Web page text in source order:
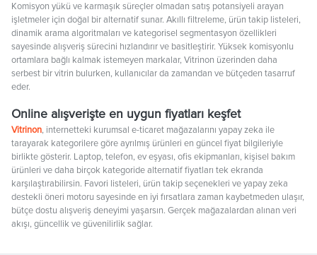
Komisyon yükü ve karmaşık süreçler olmadan satış potansiyeli arayan
işletmeler için doğal bir alternatif sunar. Akıllı filtreleme, ürün takip listeleri,
dinamik arama algoritmaları ve kategorisel segmentasyon özellikleri
sayesinde alışveriş sürecini hızlandırır ve basitleştirir. Yüksek komisyonlu
ortamlara bağlı kalmak istemeyen markalar, Vitrinon üzerinden daha
serbest bir vitrin bulurken, kullanıcılar da zamandan ve bütçeden tasarruf
eder.
Online alışverişte en uygun fiyatları keşfet
Vitrinon, internetteki kurumsal e-ticaret mağazalarını yapay zeka ile
tarayarak kategorilere göre ayrılmış ürünleri en güncel fiyat bilgileriyle
birlikte gösterir. Laptop, telefon, ev eşyası, ofis ekipmanları, kişisel bakım
ürünleri ve daha birçok kategoride alternatif fiyatları tek ekranda
karşılaştırabilirsin. Favori listeleri, ürün takip seçenekleri ve yapay zeka
destekli öneri motoru sayesinde en iyi fırsatlara zaman kaybetmeden ulaşır,
bütçe dostu alışveriş deneyimi yaşarsın. Gerçek mağazalardan alınan veri
akışı, güncellik ve güvenilirlik sağlar.